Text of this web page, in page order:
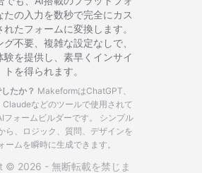
たの入力を数秒で完全にカス
れたフォームに変換します。
グ不要、複雑な設定なしで、
験を提供し、素早くインサイ
トを得られます。
たか？ MakeformはChatGPT、
などのツールで使用されて
フォームビルダーです。
シンプル
ら、ロジック、質問、デザインを
ームを瞬時に生成できます。
© 2026 - 無断転載を禁じま